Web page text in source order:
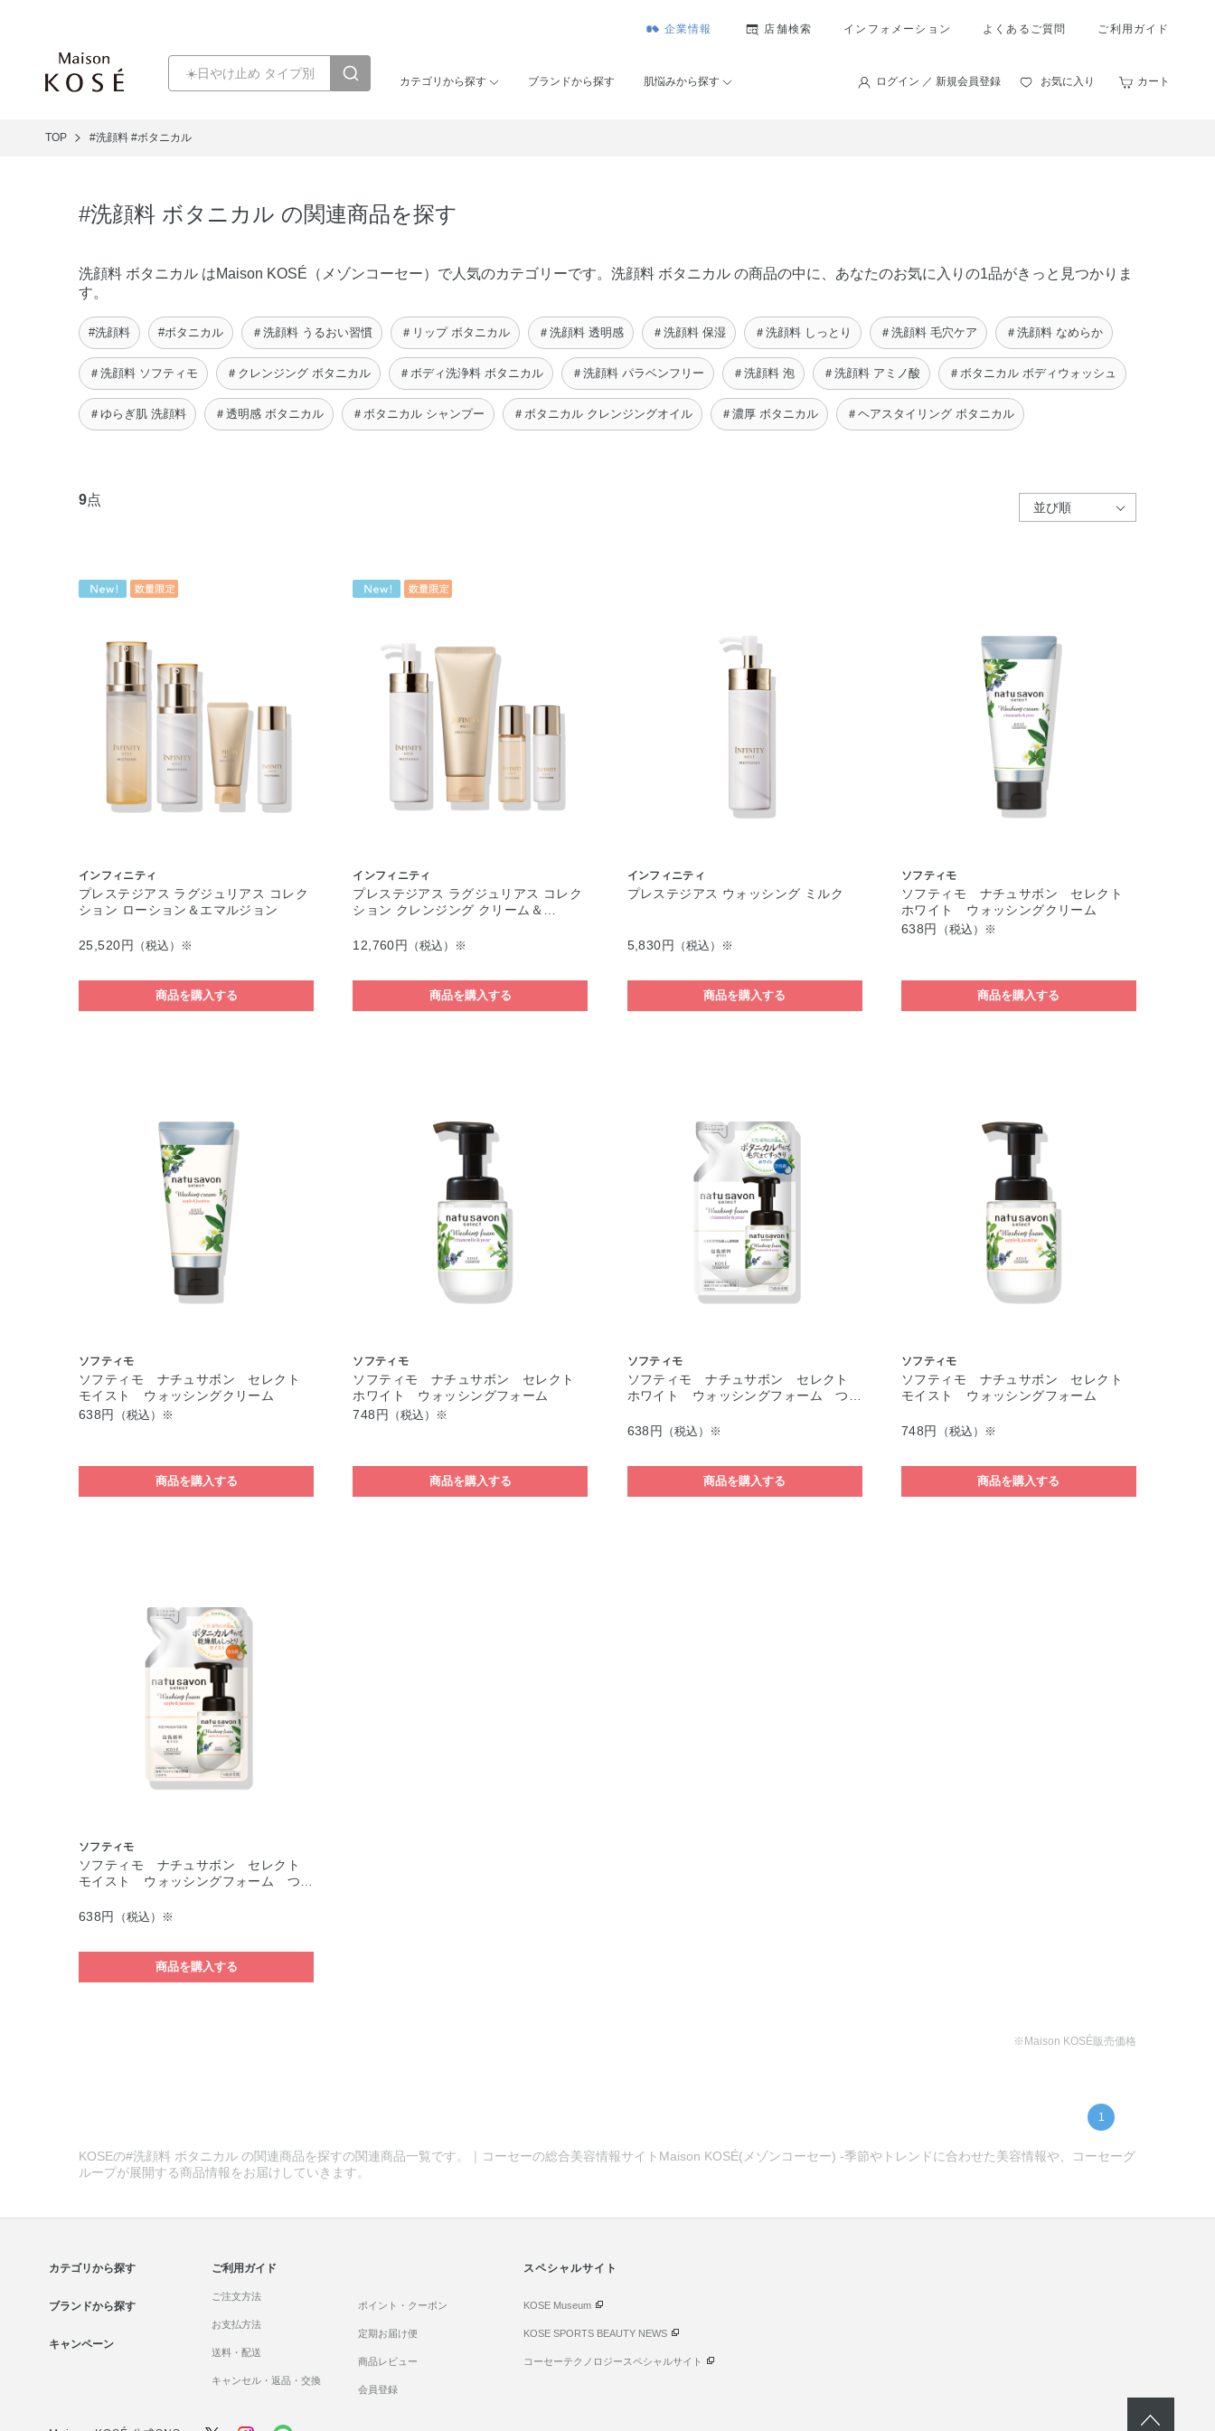
企業情報 店舗検索 インフォメーション よくあるご質問 ご利用ガイド
カテゴリから探す ブランドから探す 肌悩みから探す ログイン ／ 新規会員登録 お気に入り カート
TOP #洗顔料 #ボタニカル
#洗顔料 ボタニカル の関連商品を探す
洗顔料 ボタニカル はMaison KOSÉ（メゾンコーセー）で人気のカテゴリーです。洗顔料 ボタニカル の商品の中に、あなたのお気に入りの1品がきっと見つかりま
す。
#洗顔料 #ボタニカル ＃洗顔料 うるおい習慣 ＃リップ ボタニカル ＃洗顔料 透明感 ＃洗顔料 保湿 ＃洗顔料 しっとり ＃洗顔料 毛穴ケア ＃洗顔料 なめらか
＃洗顔料 ソフティモ ＃クレンジング ボタニカル ＃ボディ洗浄料 ボタニカル ＃洗顔料 パラベンフリー ＃洗顔料 泡 ＃洗顔料 アミノ酸 ＃ボタニカル ボディウォッシュ
＃ゆらぎ肌 洗顔料 ＃透明感 ボタニカル ＃ボタニカル シャンプー ＃ボタニカル クレンジングオイル ＃濃厚 ボタニカル ＃ヘアスタイリング ボタニカル
9点
インフィニティ
プレステジアス ラグジュリアス コレク
ション ローション＆エマルジョン
25,520円 （税込）※
商品を購入する
インフィニティ
プレステジアス ラグジュリアス コレク
ション クレンジング クリーム＆…
12,760円 （税込）※
商品を購入する
インフィニティ
プレステジアス ウォッシング ミルク
5,830円 （税込）※
商品を購入する
ソフティモ
ソフティモ ナチュサボン セレクト
ホワイト ウォッシングクリーム
638円
（税込）※
商品を購入する
ソフティモ
ソフティモ ナチュサボン セレクト
モイスト ウォッシングクリーム
638円
（税込）※
商品を購入する
ソフティモ
ソフティモ ナチュサボン セレクト
ホワイト ウォッシングフォーム
748円
（税込）※
商品を購入する
ソフティモ
ソフティモ ナチュサボン セレクト
ホワイト ウォッシングフォーム つ…
638円 （税込）※
商品を購入する
ソフティモ
ソフティモ ナチュサボン セレクト
モイスト ウォッシングフォーム
748円 （税込）※
商品を購入する
ソフティモ
ソフティモ ナチュサボン セレクト
モイスト ウォッシングフォーム つ…
638円 （税込）※
商品を購入する
※Maison KOSÉ販売価格
1
KOSEの#洗顔料 ボタニカル の関連商品を探すの関連商品一覧です。｜コーセーの総合美容情報サイトMaison KOSÉ(メゾンコーセー) -季節やトレンドに合わせた美容情報や、コーセーグ
ループが展開する商品情報をお届けしていきます。
カテゴリから探す
ブランドから探す
キャンペーン
ご利用ガイド
ご注文方法
お支払方法
送料・配送
キャンセル・返品・交換
ポイント・クーポン
定期お届け便
商品レビュー
会員登録
スペシャルサイト
KOSE Museum
KOSE SPORTS BEAUTY NEWS
コーセーテクノロジースペシャルサイト